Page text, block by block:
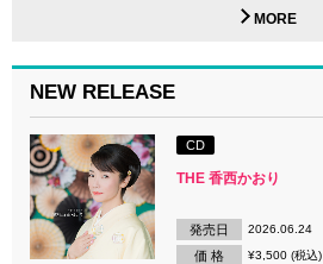
MORE
NEW RELEASE
CD
THE 香西かおり
発売日 2026.06.24
価 格 ¥3,500 (税込)